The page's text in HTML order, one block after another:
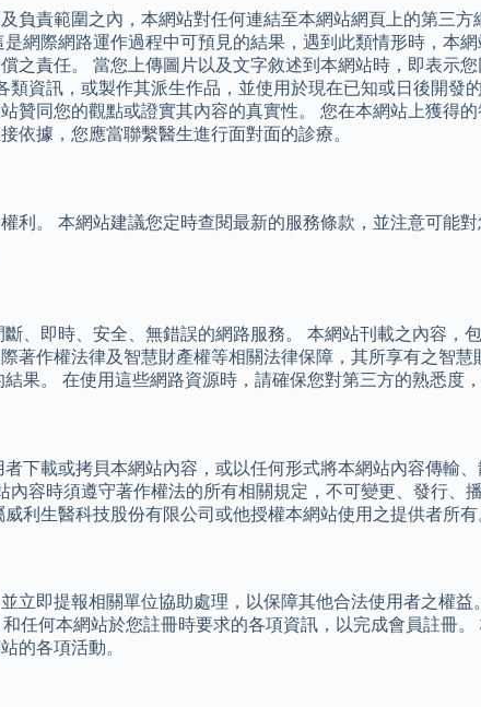
負責範圍之內，本網站對任何連結至本網站網頁上的第三
網際網路運作過程中可預見的結果，遇到此類情形時，本
之責任。 當您上傳圖片以及文字敘述到本網站時，即表示
資訊，或製作其派生作品，並使用於現在已知或日後開發
贊同您的觀點或證實其內容的真實性。 您在本網站上獲得
依據，您應當聯繫醫生進行面對面的診療。
利。 本網站建議您定時查閱最新的服務條款，並注意可能
、即時、安全、無錯誤的網路服務。 本網站刊載之內容，
著作權法律及智慧財產權等相關法律保障，其所享有之智
果。 在使用這些網路資源時，請確保您對第三方的熟悉度
下載或拷貝本網站內容，或以任何形式將本網站內容傳輸
容時須遵守著作權法的所有相關規定，不可變更、發行、
利生醫科技股份有限公司或他授權本網站使用之提供者所有
立即提報相關單位協助處理，以保障其他合法使用者之權
任何本網站於您註冊時要求的各項資訊，以完成會員註冊
的各項活動。